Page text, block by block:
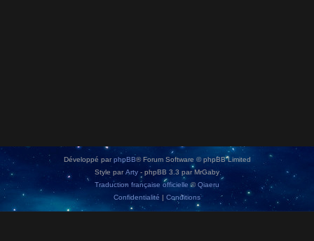
Développé par phpBB® Forum Software © phpBB Limited
Style parArty - phpBB 3.3 par MrGaby
Traduction française officielle ©Qiaeru
Confidentialité | Conditions